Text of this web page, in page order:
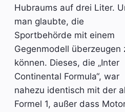
Hubraums auf drei Liter.
man glaubte, die
Sportbehörde mit einem
Gegenmodell überzeugen
können. Dieses, die „Inter
Continental Formula“, war
nahezu identisch mit der
Formel 1, außer dass